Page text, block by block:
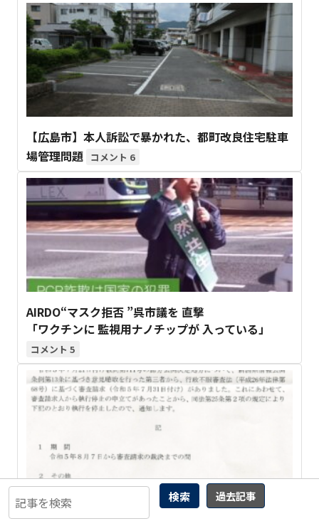
検索 過去記事
【広島市】本人訴訟で暴かれた、都町改良住宅駐車
場管理問題
6
AIRDO“マスク拒否 ”呉市議を 直撃
「ワクチンに 監視用ナノチップが 入っている」
5
【新潟】情報公開請求が 土壇場で執行停止 なぜ新